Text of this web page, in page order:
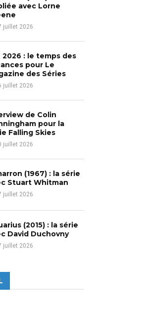
H
avec Lorne
juillet 2026
2026 : le temps des
pour Le
des Séries
juillet 2026
de Colin
pour la
Falling Skies
juillet 2026
(1967) : la série
Stuart Whitman
juillet 2026
(2015) : la série
David Duchovny
juillet 2026